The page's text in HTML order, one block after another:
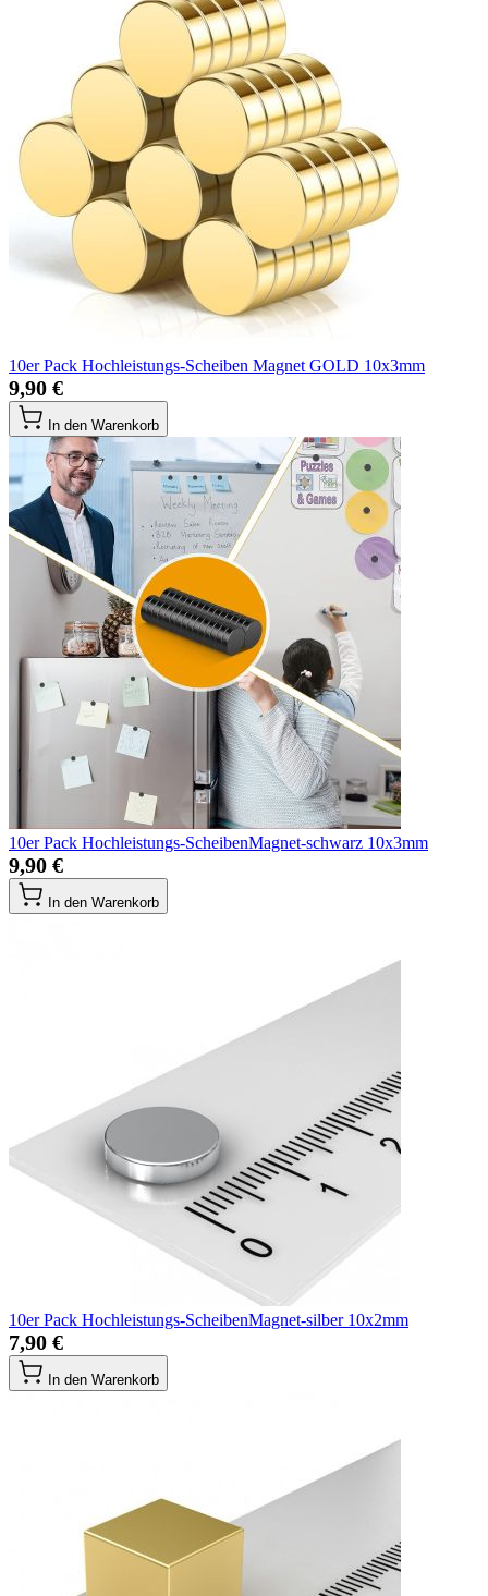
10er Pack Hochleistungs-Scheiben Magnet GOLD 10x3mm
9,90 €
In den Warenkorb
10er Pack Hochleistungs-ScheibenMagnet-schwarz 10x3mm
9,90 €
In den Warenkorb
10er Pack Hochleistungs-ScheibenMagnet-silber 10x2mm
7,90 €
In den Warenkorb